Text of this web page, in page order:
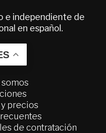
e independiente de
en español.
precios
de contratación